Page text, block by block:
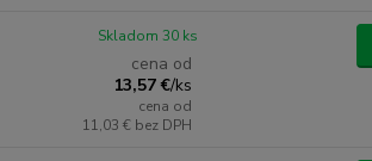
cena od
13,57 €/ks
cena od
11,03 € bez DPH
Skladom 30 ks